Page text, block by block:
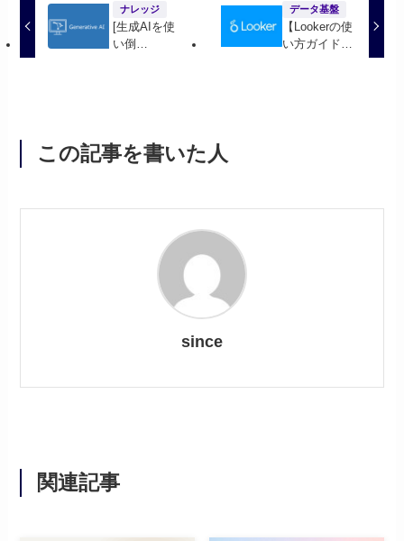
ナレッジ
[生成AIを使
い倒
データ基盤
【Lookerの使
い方ガイド】
この記事を書いた人
since
関連記事